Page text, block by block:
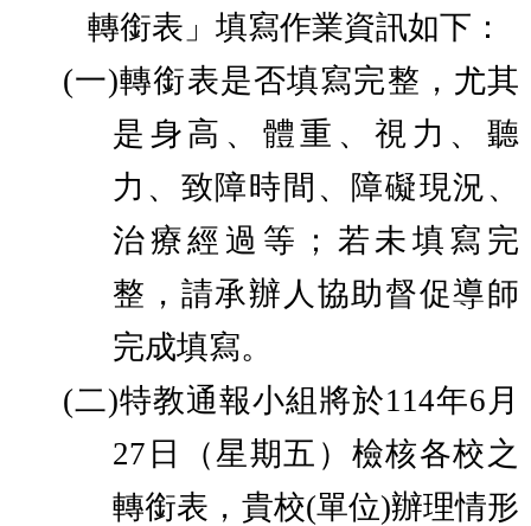
轉銜表」填寫作業資訊如下：
(一)轉銜表是否填寫完整，尤其
是身高、體重、視力、聽
力、致障時間、障礙現況、
治療經過等；若未填寫完
整，請承辦人協助督促導師
完成填寫。
(二)特教通報小組將於114年6月
27日（星期五）檢核各校之
轉銜表，貴校(單位)辦理情形